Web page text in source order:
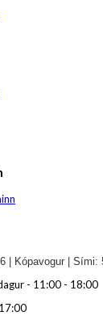
| Kópavogur | Sími:
- 11:00 - 18:00